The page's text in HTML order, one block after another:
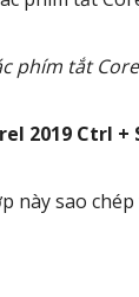
phím tắt
2019 Ctrl
này sao